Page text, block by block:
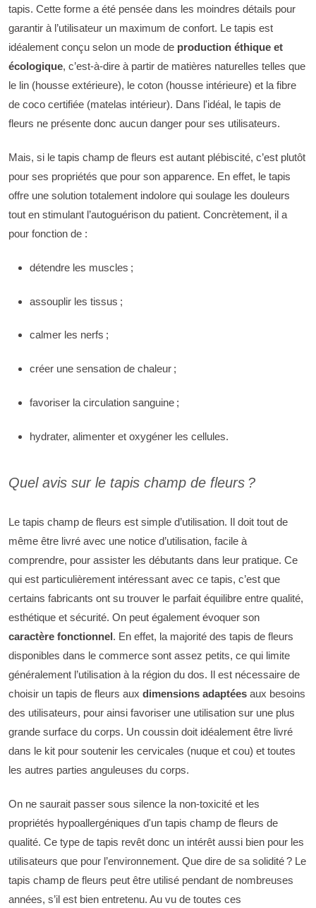
tapis. Cette forme a été pensée dans les moindres détails pour
garantir à l’utilisateur un maximum de confort. Le tapis est
idéalement conçu selon un mode de production éthique et
écologique, c’est-à-dire à partir de matières naturelles telles que
le lin (housse extérieure), le coton (housse intérieure) et la fibre
de coco certifiée (matelas intérieur). Dans l'idéal, le tapis de
fleurs ne présente donc aucun danger pour ses utilisateurs.
Mais, si le tapis champ de fleurs est autant plébiscité, c’est plutôt
pour ses propriétés que pour son apparence. En effet, le tapis
offre une solution totalement indolore qui soulage les douleurs
tout en stimulant l’autoguérison du patient. Concrètement, il a
pour fonction de :
détendre les muscles ;
assouplir les tissus ;
calmer les nerfs ;
créer une sensation de chaleur ;
favoriser la circulation sanguine ;
hydrater, alimenter et oxygéner les cellules.
Quel avis sur le tapis champ de fleurs ?
Le tapis champ de fleurs est simple d’utilisation. Il doit tout de
même être livré avec une notice d’utilisation, facile à
comprendre, pour assister les débutants dans leur pratique. Ce
qui est particulièrement intéressant avec ce tapis, c’est que
certains fabricants ont su trouver le parfait équilibre entre qualité,
esthétique et sécurité. On peut également évoquer son
caractère fonctionnel. En effet, la majorité des tapis de fleurs
disponibles dans le commerce sont assez petits, ce qui limite
généralement l’utilisation à la région du dos. Il est nécessaire de
choisir un tapis de fleurs aux dimensions adaptées aux besoins
des utilisateurs, pour ainsi favoriser une utilisation sur une plus
grande surface du corps. Un coussin doit idéalement être livré
dans le kit pour soutenir les cervicales (nuque et cou) et toutes
les autres parties anguleuses du corps.
On ne saurait passer sous silence la non-toxicité et les
propriétés hypoallergéniques d'un tapis champ de fleurs de
qualité. Ce type de tapis revêt donc un intérêt aussi bien pour les
utilisateurs que pour l’environnement. Que dire de sa solidité ? Le
tapis champ de fleurs peut être utilisé pendant de nombreuses
années, s’il est bien entretenu. Au vu de toutes ces